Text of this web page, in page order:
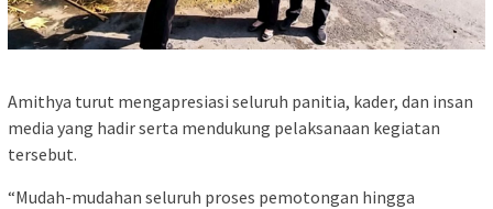
Amithya turut mengapresiasi seluruh panitia, kader, dan insan
media yang hadir serta mendukung pelaksanaan kegiatan
tersebut.
“Mudah-mudahan seluruh proses pemotongan hingga